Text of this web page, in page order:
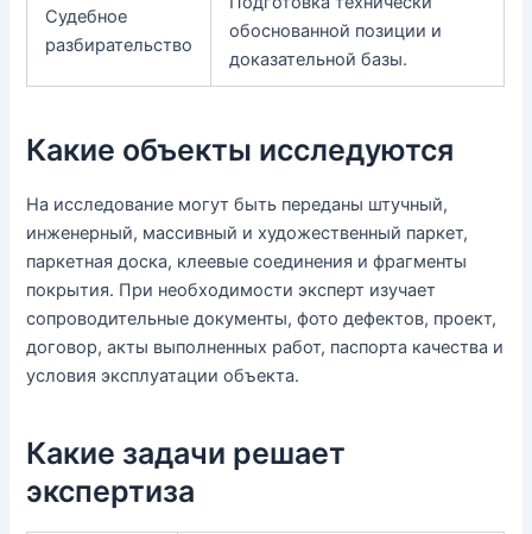
Судебное
разбирательство
обоснованной позиции и
доказательной базы.
Какие объекты исследуются
На исследование могут быть переданы штучный,
инженерный, массивный и художественный паркет,
паркетная доска, клеевые соединения и фрагменты
покрытия. При необходимости эксперт изучает
сопроводительные документы, фото дефектов, проект,
договор, акты выполненных работ, паспорта качества и
условия эксплуатации объекта.
Какие задачи решает
экспертиза